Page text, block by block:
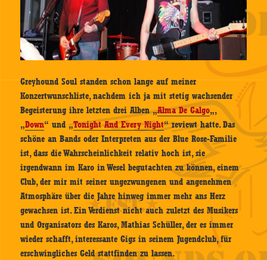
Greyhound Soul standen schon lange auf meiner
Konzertwunschliste, nachdem ich ja mit stetig wachsender
Begeisterung ihre letzten drei Alben „Alma De Galgo„,
„Down“ und „Tonight And Every Night“ reviewt hatte. Das
schöne an Bands oder Interpreten aus der Blue Rose-Familie
ist, dass die Wahrscheinlichkeit relativ hoch ist, sie
irgendwann im Karo in Wesel begutachten zu können, einem
Club, der mir mit seiner ungezwungenen und angenehmen
Atmosphäre über die Jahre hinweg immer mehr ans Herz
gewachsen ist. Ein Verdienst nicht auch zuletzt des Musikers
und Organisators des Karos, Mathias Schüller, der es immer
wieder schafft, interessante Gigs in seinem Jugendclub, für
erschwingliches Geld stattfinden zu lassen.